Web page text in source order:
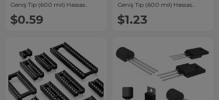
Geniş Tip (600 mil) Hassas
Temaslı Konnektör
$0.59
Geniş Tip (600 mil) Hassas
Temaslı Konnektör
$1.23